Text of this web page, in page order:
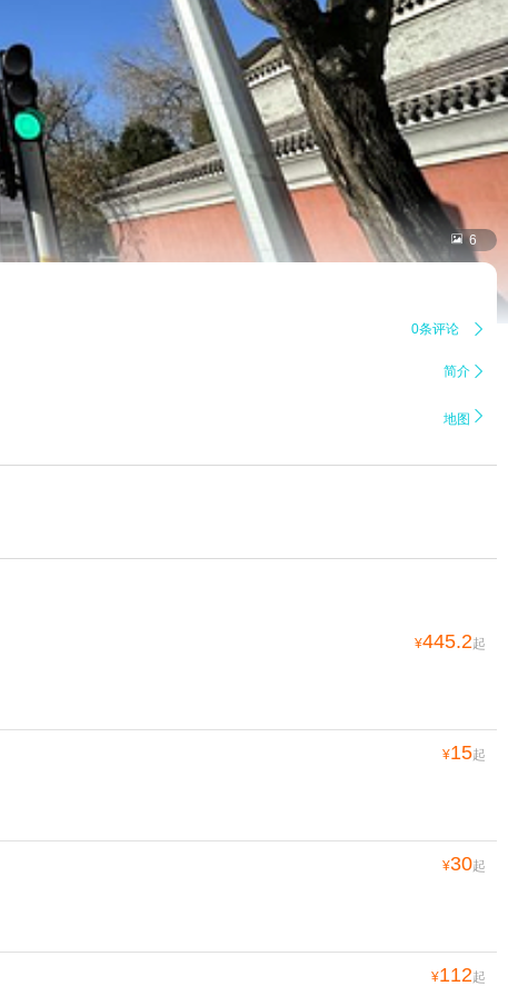
 6
0条评论 
简介 
地图 
¥445.2起
¥15起
¥30起
¥112起